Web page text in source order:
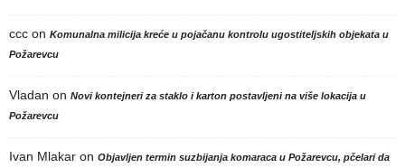
ccc on Komunalna milicija kreće u pojačanu kontrolu ugostiteljskih objekata u
Požarevcu
Vladan on Novi kontejneri za staklo i karton postavljeni na više lokacija u
Požarevcu
Ivan Mlakar on Objavljen termin suzbijanja komaraca u Požarevcu, pčelari da